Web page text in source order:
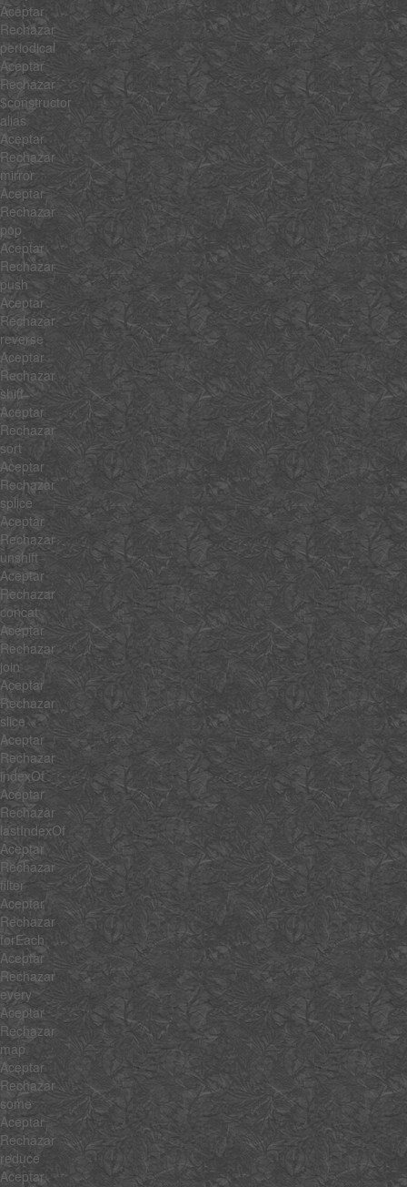
Aceptar
Rechazar
periodical
Aceptar
Rechazar
$constructor
alias
Aceptar
Rechazar
mirror
Aceptar
Rechazar
pop
Aceptar
Rechazar
push
Aceptar
Rechazar
reverse
Aceptar
Rechazar
shift
Aceptar
Rechazar
sort
Aceptar
Rechazar
splice
Aceptar
Rechazar
unshift
Aceptar
Rechazar
concat
Aceptar
Rechazar
join
Aceptar
Rechazar
slice
Aceptar
Rechazar
indexOf
Aceptar
Rechazar
lastIndexOf
Aceptar
Rechazar
filter
Aceptar
Rechazar
forEach
Aceptar
Rechazar
every
Aceptar
Rechazar
map
Aceptar
Rechazar
some
Aceptar
Rechazar
reduce
Aceptar